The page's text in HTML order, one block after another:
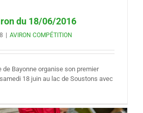
du 18/06/2016
AVIRON COMPÉTITION
de Bayonne organise son premier
18 juin au lac de Soustons avec